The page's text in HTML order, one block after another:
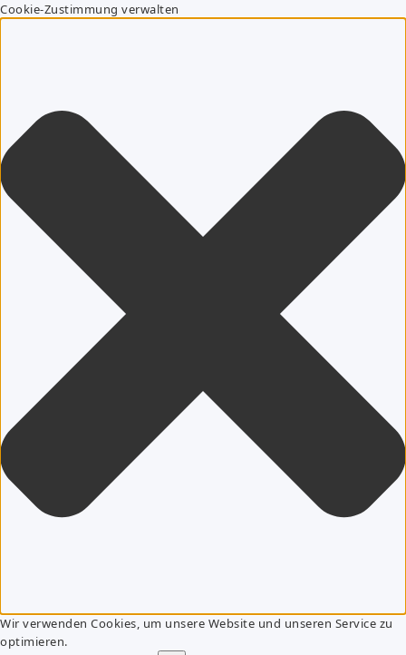
Cookie-Zustimmung verwalten
Wir verwenden Cookies, um unsere Website und unseren Service zu
optimieren.